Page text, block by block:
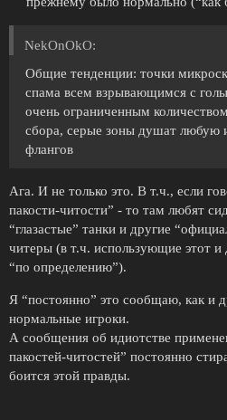
NekOnOkO:
Общие тенденции: точки
спама всем взрывающимся с
очень ограниченным
сбора, серые зоны душат любую
флангов
Ага. И не только это. В т.ч., если
пакости-читости” - то там любят
“глазастые” танки и другие
читеры (в т.ч. использующие этот
“по определению”).
Я “постоянно” это сообщаю, как и
нормальные игроки.
А сообщения об идиотстве
пакостей-читостей” постоянно
боится этой правды.